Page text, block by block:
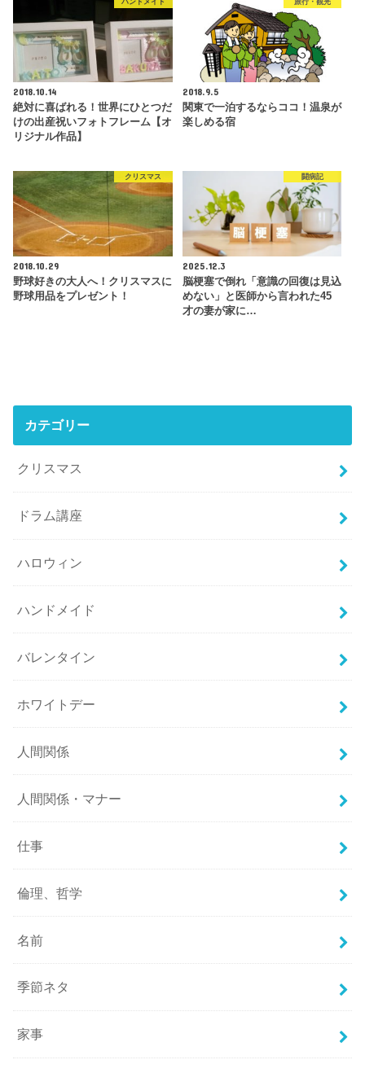
ハンドメイド
2018.10.14
絶対に喜ばれる！世界にひとつだ
けの出産祝いフォトフレーム【オ
リジナル作品】
旅行・観光
2018.9.5
関東で一泊するならココ！温泉が
楽しめる宿
クリスマス
2018.10.29
野球好きの大人へ！クリスマスに
野球用品をプレゼント！
闘病記
2025.12.3
脳梗塞で倒れ「意識の回復は見込
めない」と医師から言われた45
才の妻が家に…
カテゴリー
クリスマス
ドラム講座
ハロウィン
ハンドメイド
バレンタイン
ホワイトデー
人間関係
人間関係・マナー
仕事
倫理、哲学
名前
季節ネタ
家事